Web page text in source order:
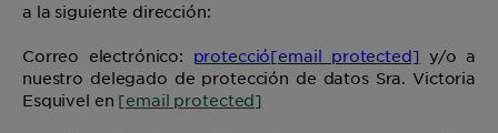
a la siguiente dirección:
Correo electrónico: protecció[email protected] y/o a
nuestro delegado de protección de datos Sra. Victoria
Esquivel en [email protected]